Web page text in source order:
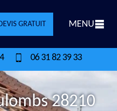
GRATUIT MENU
06 31 82 39 33
28210